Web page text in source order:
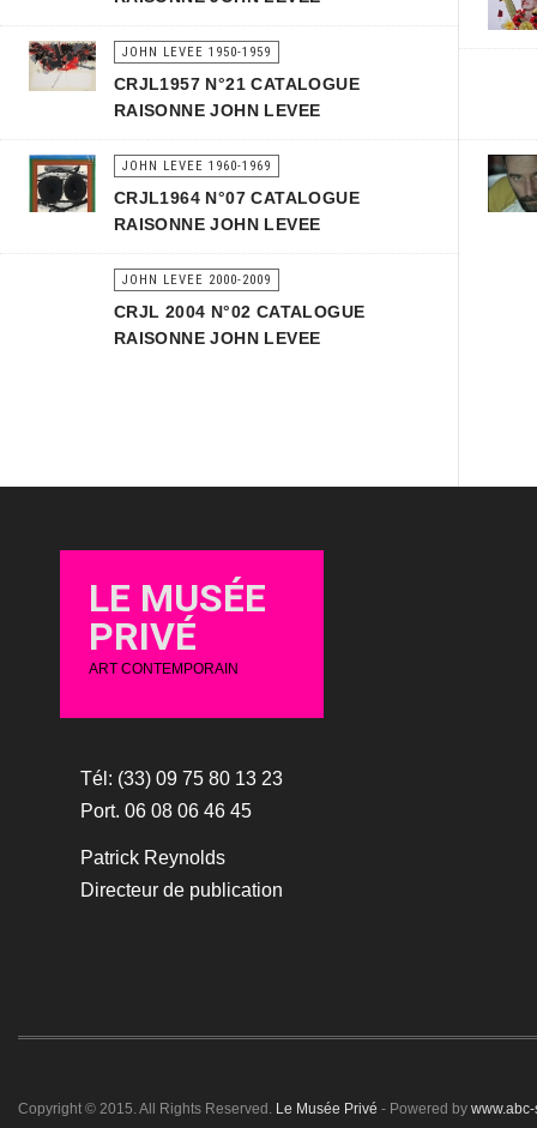
JOHN LEVEE 1950-1959
CRJL1957 N°21 CATALOGUE
RAISONNE JOHN LEVEE
JOHN LEVEE 1960-1969
CRJL1964 N°07 CATALOGUE
RAISONNE JOHN LEVEE
JOHN LEVEE 2000-2009
CRJL 2004 N°02 CATALOGUE
RAISONNE JOHN LEVEE
LE MUSÉE
PRIVÉ
ART CONTEMPORAIN
Tél: (33) 09 75 80 13 23
Port. 06 08 06 46 45
Patrick Reynolds
Directeur de publication
Copyright © 2015. All Rights Reserved. Le Musée Privé - Powered by